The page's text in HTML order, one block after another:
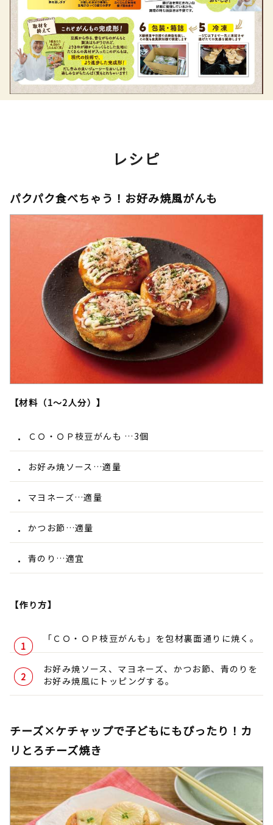
レシピ
パクパク食べちゃう！お好み焼風がんも
【材料（1～2人分）】
ＣＯ・ＯＰ枝豆がんも …3個
お好み焼ソース…適量
マヨネーズ…適量
かつお節…適量
青のり…適宜
【作り方】
「ＣＯ・ＯＰ枝豆がんも」を包材裏面通りに焼く。
お好み焼ソース、マヨネーズ、かつお節、青のりを
お好み焼風にトッピングする。
チーズ×ケチャップで子どもにもぴったり！カ
リとろチーズ焼き